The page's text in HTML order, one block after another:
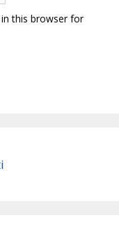
this browser for